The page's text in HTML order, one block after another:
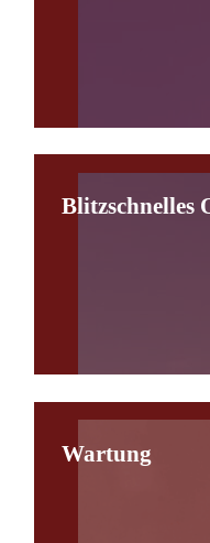
Blitzschnelles
Wartung